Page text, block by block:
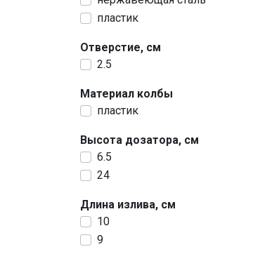
пластик
Отверстие, см
2.5
Материал колбы
пластик
Высота дозатора, см
6.5
24
Длина излива, см
10
9